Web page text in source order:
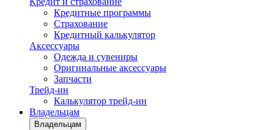
Кредитные программы
Страхование
Кредитный калькулятор
Аксессуары
Одежда и сувениры
Оригинальные аксессуары
Запчасти
Трейд-ин
Калькулятор трейд-ин
Владельцам
Владельцам